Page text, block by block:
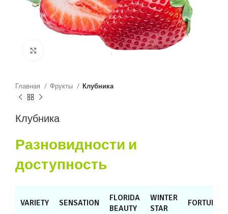
Главная Фрукты Клубника
Клубника
Разновидности и
доступность
VARIETY SENSATION
FLORIDA
BEAUTY
WINTER
STAR
FORTUNA